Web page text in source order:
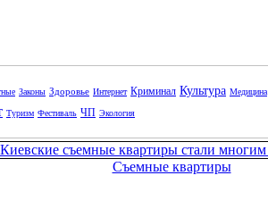
Законы Здоровье Интернет Криминал Культура Медицина
Туризм Фестиваль ЧП Экология
Съемные квартиры